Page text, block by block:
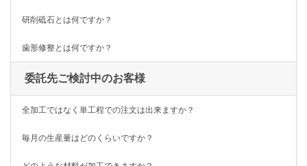
研削砥石とは何ですか？
歯形修整とは何ですか？
委託先ご検討中のお客様
全加工ではなく単工程での注文は出来ますか？
毎月の生産量はどのくらいですか？